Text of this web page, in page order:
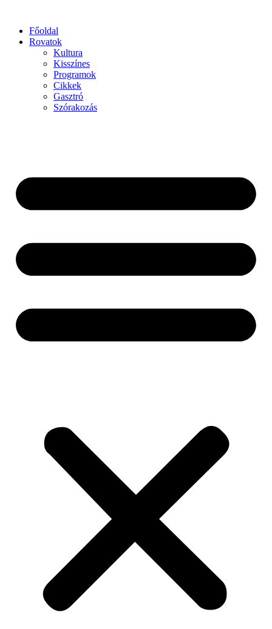
Főoldal
Rovatok
Kultura
Kisszínes
Programok
Cikkek
Gasztró
Szórakozás